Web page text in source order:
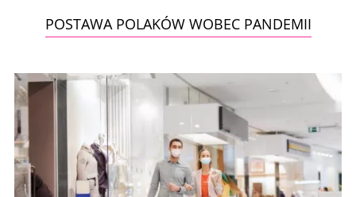
POSTAWA POLAKÓW WOBEC PANDEMII